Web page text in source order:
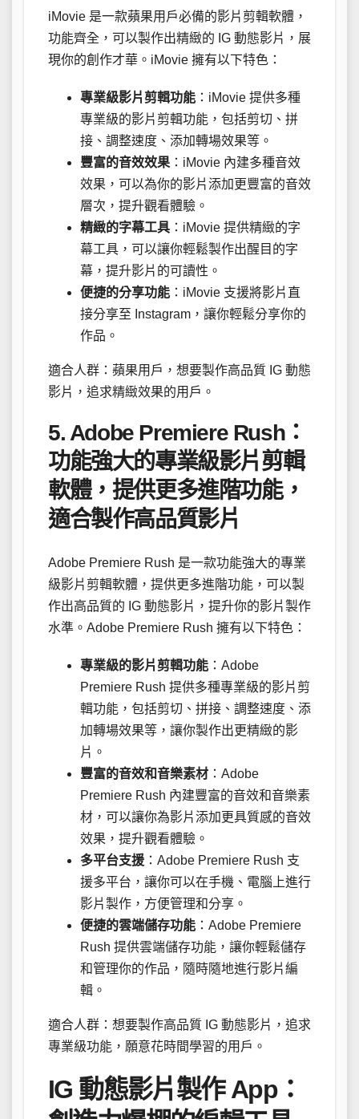
iMovie 是一款蘋果用戶必備的影片剪輯軟體，
功能齊全，可以製作出精緻的 IG 動態影片，展
現你的創作才華。iMovie 擁有以下特色：
專業級影片剪輯功能 ：iMovie 提供多種
專業級的影片剪輯功能，包括剪切、拼
接、調整速度、添加轉場效果等。
豐富的音效效果 ：iMovie 內建多種音效
效果，可以為你的影片添加更豐富的音效
層次，提升觀看體驗。
精緻的字幕工具 ：iMovie 提供精緻的字
幕工具，可以讓你輕鬆製作出醒目的字
幕，提升影片的可讀性。
便捷的分享功能 ：iMovie 支援將影片直
接分享至 Instagram，讓你輕鬆分享你的
作品。
適合人群：蘋果用戶，想要製作高品質 IG 動態
影片，追求精緻效果的用戶。
5. Adobe Premiere Rush：
功能強大的專業級影片剪輯
軟體，提供更多進階功能，
適合製作高品質影片
Adobe Premiere Rush 是一款功能強大的專業
級影片剪輯軟體，提供更多進階功能，可以製
作出高品質的 IG 動態影片，提升你的影片製作
水準。Adobe Premiere Rush 擁有以下特色：
專業級的影片剪輯功能 ：Adobe
Premiere Rush 提供多種專業級的影片剪
輯功能，包括剪切、拼接、調整速度、添
加轉場效果等，讓你製作出更精緻的影
片。
豐富的音效和音樂素材 ：Adobe
Premiere Rush 內建豐富的音效和音樂素
材，可以讓你為影片添加更具質感的音效
效果，提升觀看體驗。
多平台支援 ：Adobe Premiere Rush 支
援多平台，讓你可以在手機、電腦上進行
影片製作，方便管理和分享。
便捷的雲端儲存功能 ：Adobe Premiere
Rush 提供雲端儲存功能，讓你輕鬆儲存
和管理你的作品，隨時隨地進行影片編
輯。
適合人群：想要製作高品質 IG 動態影片，追求
專業級功能，願意花時間學習的用戶。
IG 動態影片製作 App：